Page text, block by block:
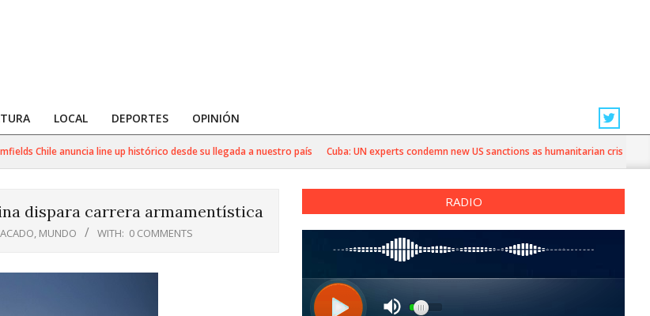
LOCAL DEPORTES OPINIÓN
Chile anuncia line up histórico desde su llegada a nuestro país Cuba: UN experts condemn new US sanctions as humanitarian crisis deepens
dispara carrera armamentística
, MUNDO WITH: 0 COMMENTS
RADIO